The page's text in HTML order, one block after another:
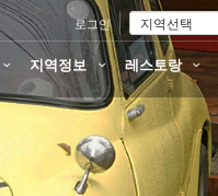
로그인
지역정보 레스토랑